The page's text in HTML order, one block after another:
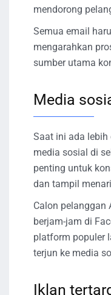
mendorong
Semua email
mengarahkan
sumber utama
Media
Saat ini ada lebih
media sosial di
penting untuk
dan tampil
Calon pelanggan
berjam-jam di
platform populer
terjun ke media
Iklan